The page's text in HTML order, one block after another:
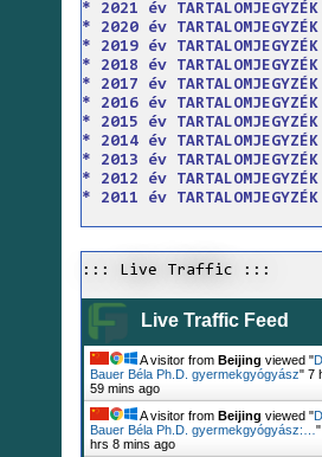
* 2021 év TARTALOMJEGYZÉK
* 2020 év TARTALOMJEGYZÉK
* 2019 év TARTALOMJEGYZÉK
* 2018 év TARTALOMJEGYZÉK
* 2017 év TARTALOMJEGYZÉK
* 2016 év TARTALOMJEGYZÉK
* 2015 év TARTALOMJEGYZÉK
* 2014 év TARTALOMJEGYZÉK
* 2013 év TARTALOMJEGYZÉK
* 2012 év TARTALOMJEGYZÉK
* 2011 év TARTALOMJEGYZÉK
::: Live Traffic :::
Live Traffic Feed
A visitor from Beijing viewed "
Bauer Béla Ph.D. gyermekgyógyász" 7
59 mins ago
A visitor from Beijing viewed "
Bauer Béla Ph.D. gyermekgyógyász:… "
hrs 8 mins ago